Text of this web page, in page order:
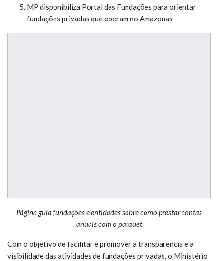
MP disponibiliza Portal das Fundações para orientar
fundações privadas que operam no Amazonas
Página guia fundações e entidades sobre como prestar contas
anuais com o parquet
Com o objetivo de facilitar e promover a transparência e a
visibilidade das atividades de fundações privadas, o Ministério